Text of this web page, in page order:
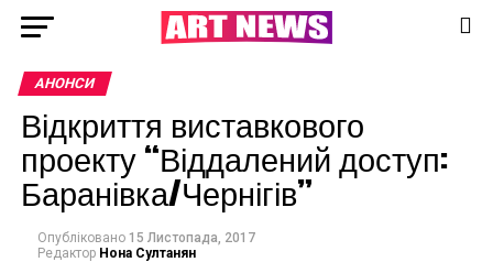
АНОНСИ
Відкриття виставкового
проекту “Віддалений доступ:
Баранівка/Чернігів”
Опубліковано 15 Листопада, 2017
Редактор Нона Султанян